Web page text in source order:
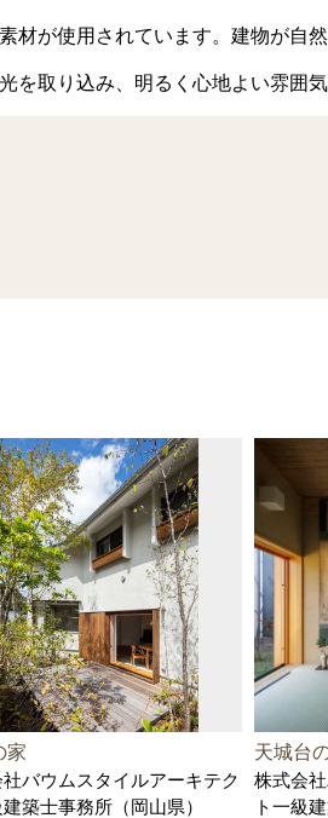
が使用されています。建物が自
取り込み、明るく心地よい雰囲気
家
バウムスタイルアーキテク
建築士事務所（岡山県）
天城台
株式会
ト一級